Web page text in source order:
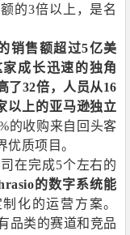
的3倍以上，是名
销售额超过5亿美
成长迅速的独角
了32倍，人员从16
以上的亚马逊独立
的收购来自回头客
质项目。
在完成5个左右的
的数字系统能
化的运营方案。
品类的赛道和竞品